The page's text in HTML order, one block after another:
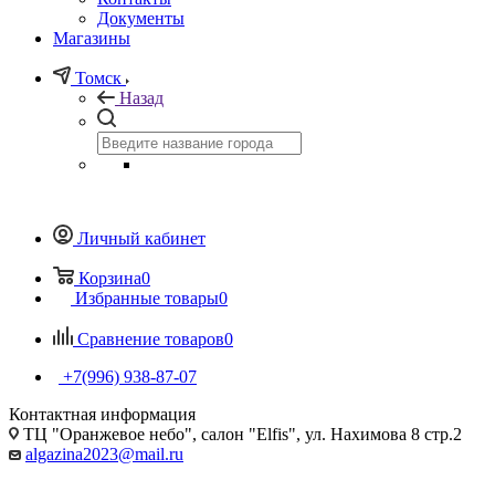
Документы
Магазины
Томск
Назад
Личный кабинет
Корзина0
Избранные товары0
Сравнение товаров0
+7(996) 938-87-07
Контактная информация
ТЦ "Оранжевое небо", салон "Elfis", ул. Нахимова 8 стр.2
algazina2023@mail.ru